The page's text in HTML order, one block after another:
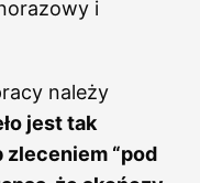
i
należy
jest tak
zleceniem “pod